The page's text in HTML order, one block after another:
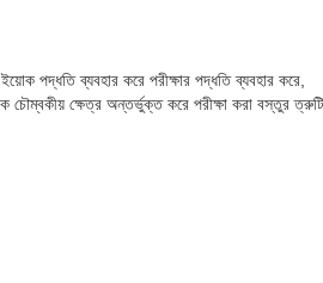
পদ্ধতি ব্যবহার করে পরীক্ষার পদ্ধতি ব্যবহার করে,
চৌম্বকীয় ক্ষেত্র অন্তর্ভুক্ত করে পরীক্ষা করা বস্তুর ত্রুটি